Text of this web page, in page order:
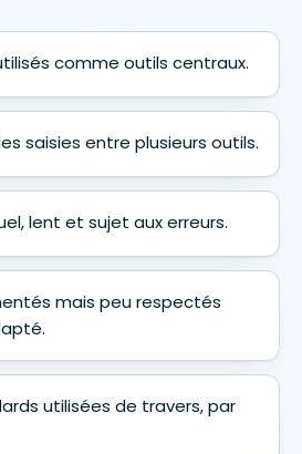
comme outils centraux.
saisies entre plusieurs outils.
lent et sujet aux erreurs.
mais peu respectés
utilisées de travers, par